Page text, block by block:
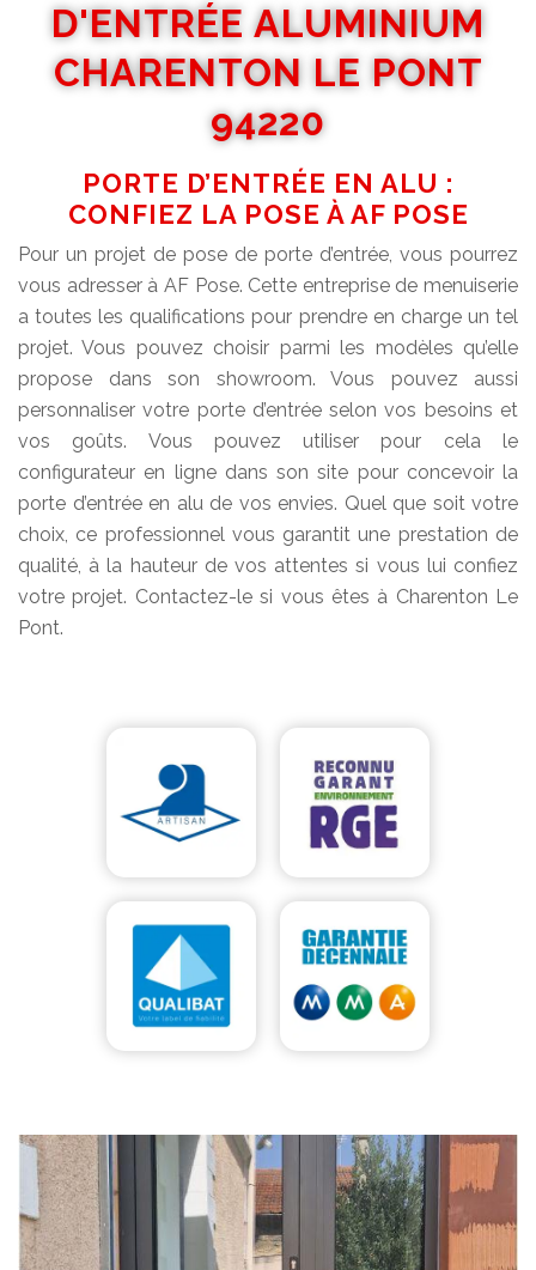
D'ENTRÉE ALUMINIUM
CHARENTON LE PONT
94220
PORTE D’ENTRÉE EN ALU :
CONFIEZ LA POSE À AF POSE
Pour un projet de pose de porte d’entrée, vous pourrez
vous adresser à AF Pose. Cette entreprise de menuiserie
a toutes les qualifications pour prendre en charge un tel
projet. Vous pouvez choisir parmi les modèles qu’elle
propose dans son showroom. Vous pouvez aussi
personnaliser votre porte d’entrée selon vos besoins et
vos goûts. Vous pouvez utiliser pour cela le
configurateur en ligne dans son site pour concevoir la
porte d’entrée en alu de vos envies. Quel que soit votre
choix, ce professionnel vous garantit une prestation de
qualité, à la hauteur de vos attentes si vous lui confiez
votre projet. Contactez-le si vous êtes à Charenton Le
Pont.